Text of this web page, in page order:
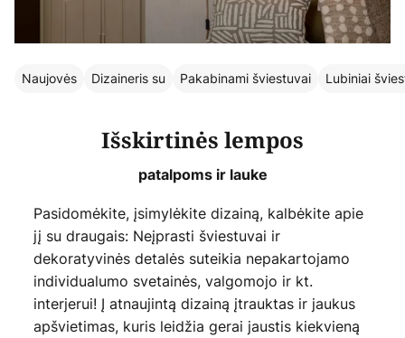
Naujovės Dizaineris su Pakabinami šviestuvai Lubiniai
Išskirtinės lempos
patalpoms ir lauke
Pasidomėkite, įsimylėkite dizainą, kalbėkite apie
jį su draugais: Neįprasti šviestuvai ir
dekoratyvinės detalės suteikia nepakartojamo
individualumo svetainės, valgomojo ir kt.
interjerui! Į atnaujintą dizainą įtrauktas ir jaukus
apšvietimas, kuris leidžia gerai jaustis kiekvieną